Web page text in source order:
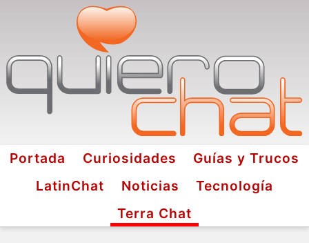
Portada Curiosidades
Guías y Trucos
LatinChat
Noticias
Tecnología
Terra Chat